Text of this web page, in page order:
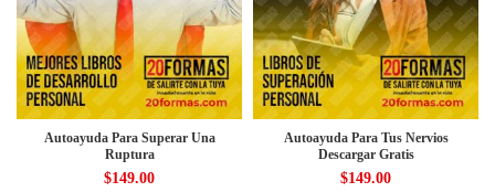
Autoayuda Para Superar Una
Ruptura
$149.00
Autoayuda Para Tus Nervios
Descargar Gratis
$149.00